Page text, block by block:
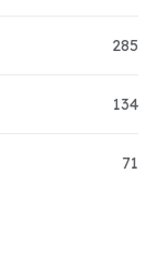
285
134
71